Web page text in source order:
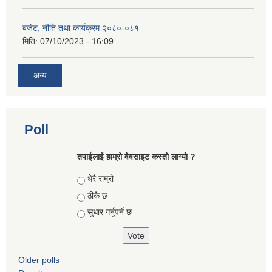
बजेट, नीति तथा कार्यक्रम २०८०-०८१
मिति: 07/10/2023 - 16:09
अन्य
Poll
तपाईलाई हाम्रो वेवसाइट कस्ताे लाग्याे ?
Choices
धेरै राम्रो
ठीकै छ
सुधार गर्नुपर्ने छ
Older polls